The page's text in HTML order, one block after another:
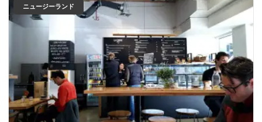
ニュージーランド